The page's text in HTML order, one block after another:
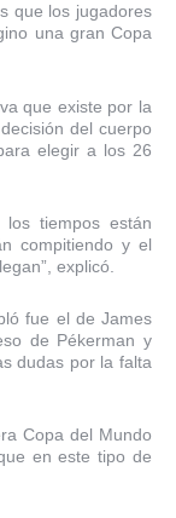
que los jugadores
una gran Copa
que existe por la
del cuerpo
elegir a los 26
tiempos están
compitiendo y el
explicó.
fue el de James
de Pékerman y
dudas por la falta
Copa del Mundo
en este tipo de